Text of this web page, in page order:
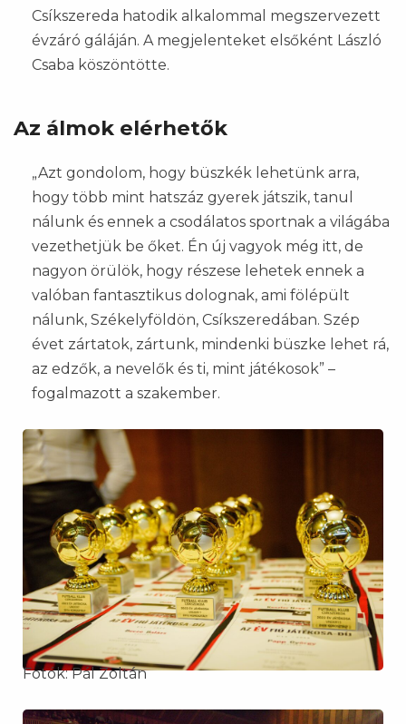
Csíkszereda hatodik alkalommal megszervezett
évzáró gáláján. A megjelenteket elsőként László
Csaba köszöntötte.
Az álmok elérhetők
„Azt gondolom, hogy büszkék lehetünk arra,
hogy több mint hatszáz gyerek játszik, tanul
nálunk és ennek a csodálatos sportnak a világába
vezethetjük be őket. Én új vagyok még itt, de
nagyon örülök, hogy részese lehetek ennek a
valóban fantasztikus dolognak, ami fölépült
nálunk, Székelyföldön, Csíkszeredában. Szép
évet zártatok, zártunk, mindenki büszke lehet rá,
az edzők, a nevelők és ti, mint játékosok” –
fogalmazott a szakember.
Fotók: Pál Zoltán